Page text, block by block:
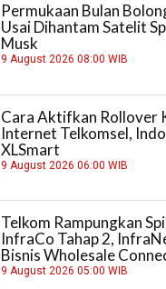
Permukaan Bulan
Usai Dihantam Satelit
Musk
9 August 2026 08:00 WIB
Cara Aktifkan Rollover
Internet Telkomsel,
XLSmart
9 August 2026 06:00 WIB
Telkom Rampungkan
InfraCo Tahap 2,
Bisnis Wholesale
9 August 2026 05:00 WIB